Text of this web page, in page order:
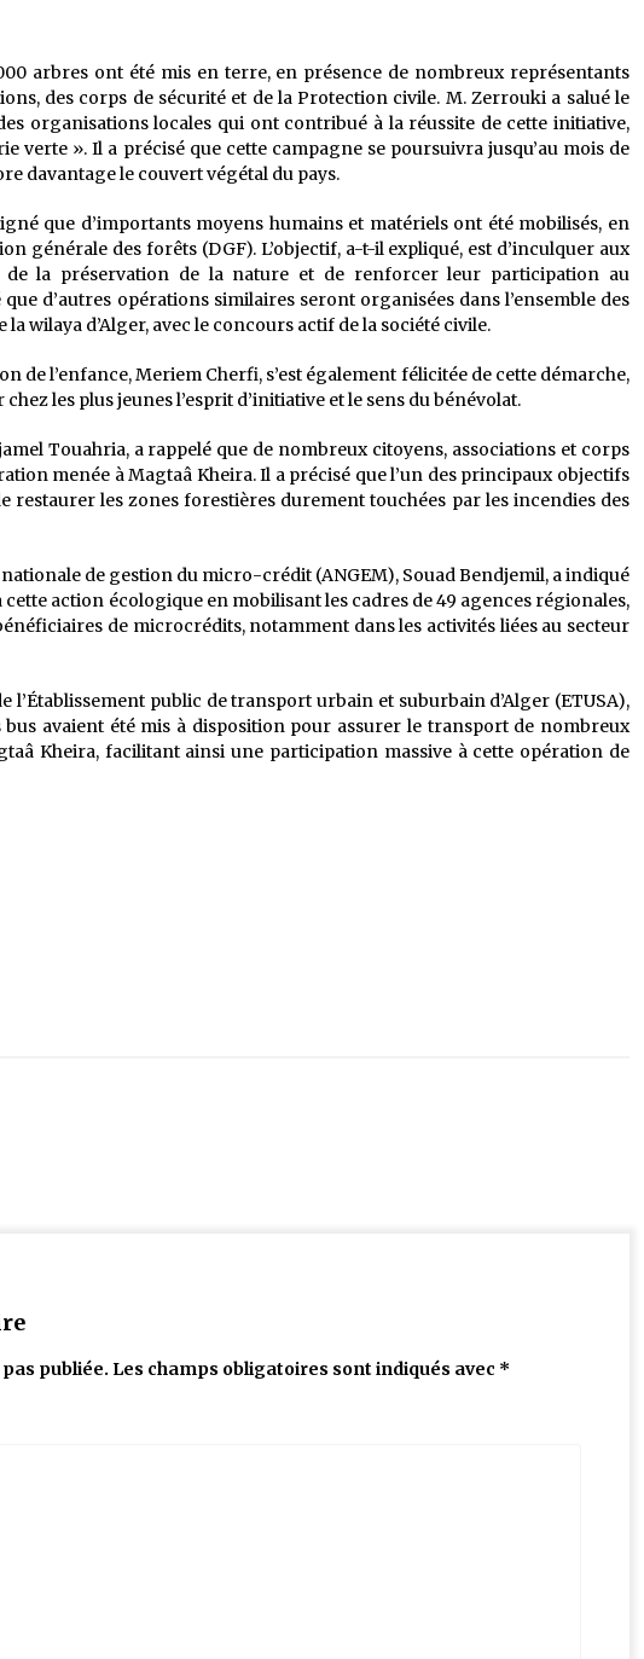
arbres ont été mis en terre, en présence de nombreux représentants
des corps de sécurité et de la Protection civile. M. Zerrouki a salué le
organisations locales qui ont contribué à la réussite de cette initiative,
verte ». Il a précisé que cette campagne se poursuivra jusqu’au mois de
davantage le couvert végétal du pays.
que d’importants moyens humains et matériels ont été mobilisés, en
générale des forêts (DGF). L’objectif, a-t-il expliqué, est d’inculquer aux
la préservation de la nature et de renforcer leur participation au
d’autres opérations similaires seront organisées dans l’ensemble des
wilaya d’Alger, avec le concours actif de la société civile.
de l’enfance, Meriem Cherfi, s’est également félicitée de cette démarche,
les plus jeunes l’esprit d’initiative et le sens du bénévolat.
Touahria, a rappelé que de nombreux citoyens, associations et corps
menée à Magtaâ Kheira. Il a précisé que l’un des principaux objectifs
restaurer les zones forestières durement touchées par les incendies des
de gestion du micro-crédit (ANGEM), Souad Bendjemil, a indiqué
cette action écologique en mobilisant les cadres de 49 agences régionales,
de microcrédits, notamment dans les activités liées au secteur
l’Établissement public de transport urbain et suburbain d’Alger (ETUSA),
bus avaient été mis à disposition pour assurer le transport de nombreux
Kheira, facilitant ainsi une participation massive à cette opération de
publiée. Les champs obligatoires sont indiqués avec *